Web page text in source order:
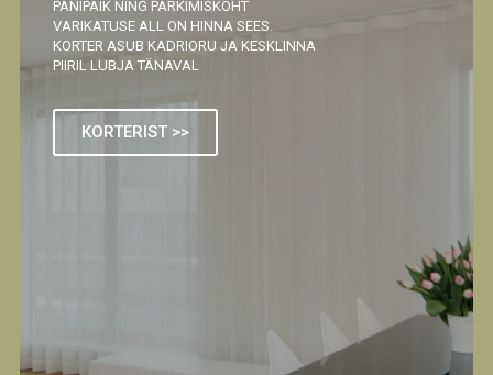
PANIPAIK NING PARKIMISKOHT
VARIKATUSE ALL ON HINNA SEES.
KORTER ASUB KADRIORU JA KESKLINNA
PIIRIL LUBJA TÄNAVAL
KORTERIST >>